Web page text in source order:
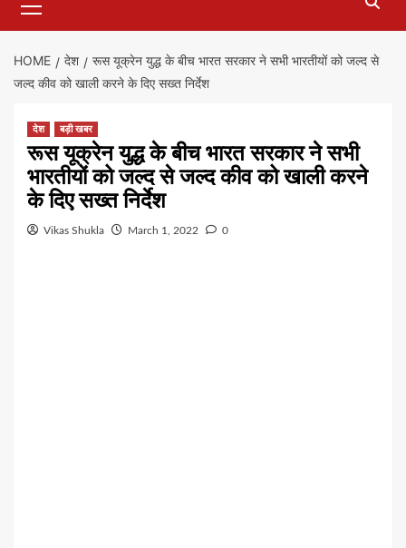
Menu
HOME देश
रूस यूक्रेन युद्ध के बीच भारत सरकार ने सभी भारतीयों को जल्द से
जल्द कीव को खाली करने के दिए सख्त निर्देश
देश बड़ी खबर
रूस यूक्रेन युद्ध के बीच भारत सरकार ने सभी
भारतीयों को जल्द से जल्द कीव को खाली करने
के दिए सख्त निर्देश
Vikas Shukla March 1, 2022 0